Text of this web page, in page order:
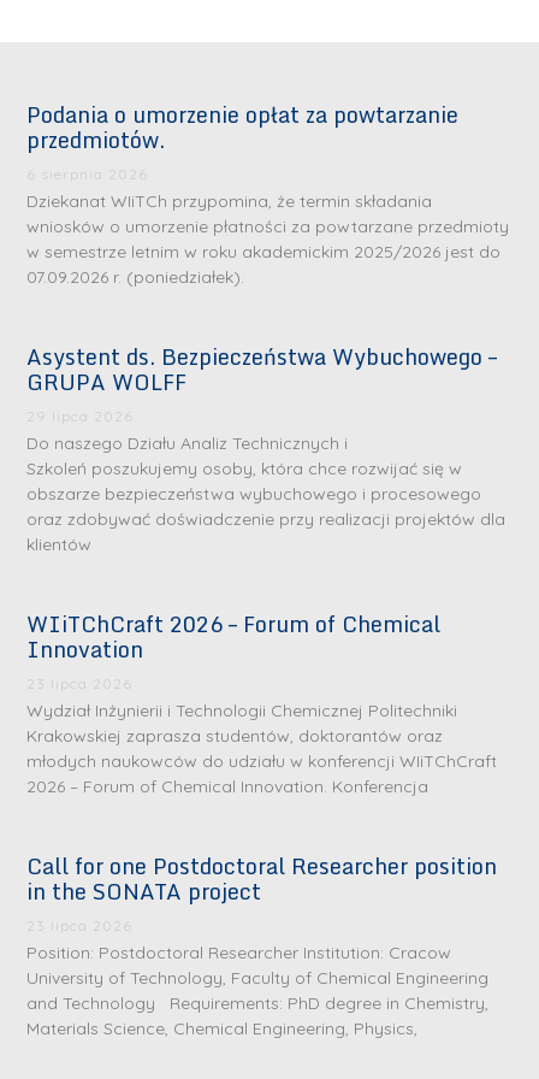
Podania o umorzenie opłat za powtarzanie
przedmiotów.
6 sierpnia 2026
Dziekanat WIiTCh przypomina, że termin składania
wniosków o umorzenie płatności za powtarzane przedmioty
w semestrze letnim w roku akademickim 2025/2026 jest do
07.09.2026 r. (poniedziałek).
Asystent ds. Bezpieczeństwa Wybuchowego –
GRUPA WOLFF
29 lipca 2026
Do naszego Działu Analiz Technicznych i
Szkoleń poszukujemy osoby, która chce rozwijać się w
obszarze bezpieczeństwa wybuchowego i procesowego
oraz zdobywać doświadczenie przy realizacji projektów dla
klientów
WIiTChCraft 2026 – Forum of Chemical
Innovation
23 lipca 2026
Wydział Inżynierii i Technologii Chemicznej Politechniki
Krakowskiej zaprasza studentów, doktorantów oraz
młodych naukowców do udziału w konferencji WIiTChCraft
2026 – Forum of Chemical Innovation. Konferencja
Call for one Postdoctoral Researcher position
in the SONATA project
23 lipca 2026
Position: Postdoctoral Researcher Institution: Cracow
University of Technology, Faculty of Chemical Engineering
and Technology Requirements: PhD degree in Chemistry,
Materials Science, Chemical Engineering, Physics,